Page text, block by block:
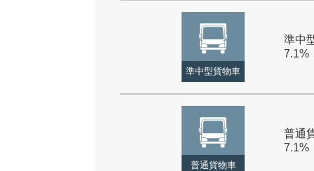
準中型貨物車
準中
7.1%
普通貨物車
普通
7.1%